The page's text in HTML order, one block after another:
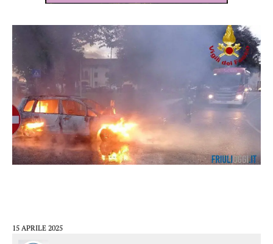
15 APRILE 2025